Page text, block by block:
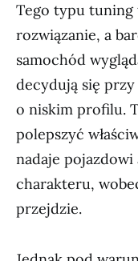
Tego typu
rozwiązanie, a
samochód
decydują się
o niskim profilu.
polepszyć
nadaje
charakteru,
przejdzie.